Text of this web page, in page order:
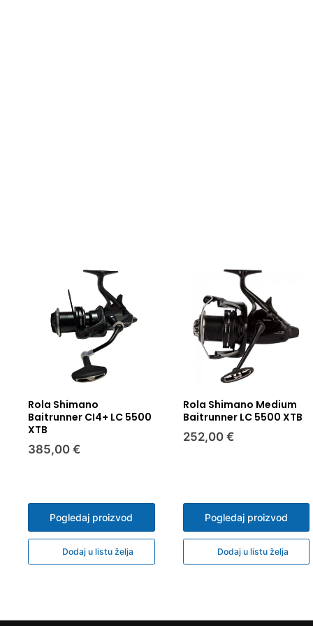
Rola Shimano
Baitrunner CI4+ LC 5500
XTB
385,00 €
Pogledaj proizvod
Dodaj u listu želja
Rola Shimano Medium
Baitrunner LC 5500 XTB
252,00 €
Pogledaj proizvod
Dodaj u listu želja